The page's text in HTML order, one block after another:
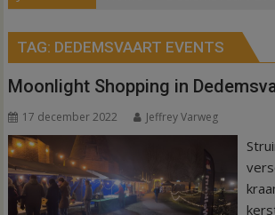
TAG: DEDEMSVAART EVENTS
Moonlight Shopping in
17 december 2022 Jeffrey Varweg